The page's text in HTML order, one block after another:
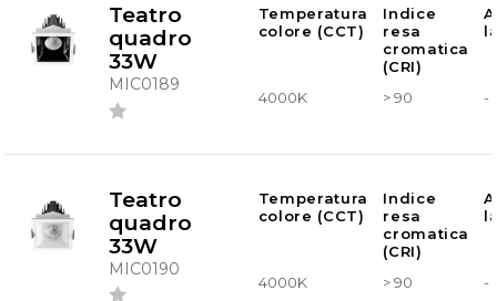
Teatro
quadro
33W
MIC0189
Temperatura
colore (CCT)
Indice
resa
cromatica
(CRI)
4000K > 90 -
Teatro
quadro
33W
MIC0190
Temperatura
colore (CCT)
Indice
resa
cromatica
(CRI)
4000K > 90 -